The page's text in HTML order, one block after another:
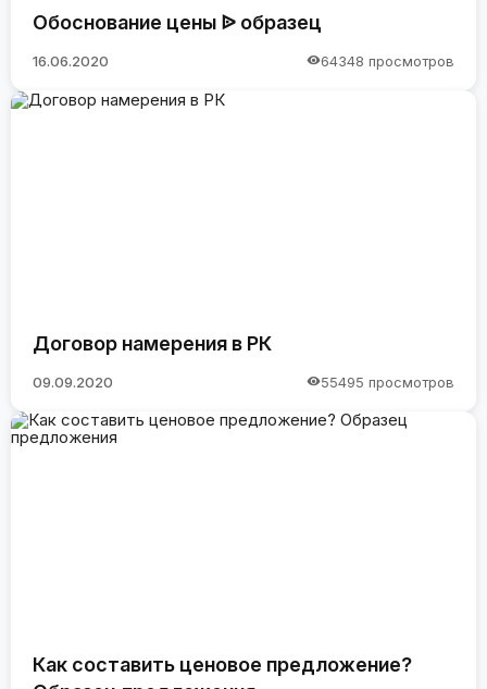
Обоснование цены ᐉ образец
16.06.2020 64348 просмотров
Договор намерения в РК
09.09.2020 55495 просмотров
Как составить ценовое предложение?